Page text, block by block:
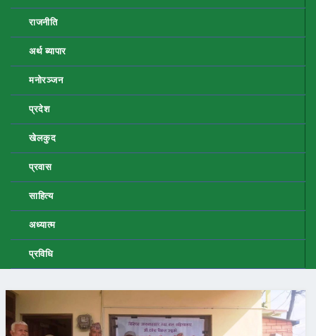
राजनीति
अर्थ ब्यापार
मनोरञ्जन
प्रदेश
खेलकुद
प्रवास
साहित्य
अध्यात्म
प्रविधि